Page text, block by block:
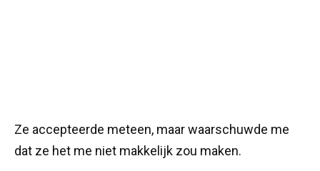
Ze accepteerde meteen, maar waarschuwde me
dat ze het me niet makkelijk zou maken.